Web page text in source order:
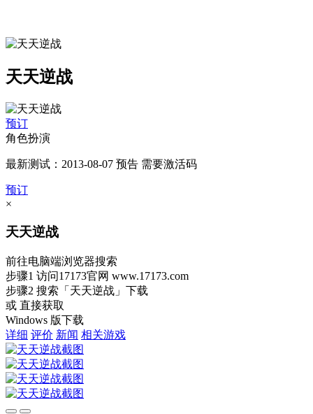
天天逆战
预订
角色扮演
最新测试：2013-08-07 预告 需要激活码
预订
×
天天逆战
前往电脑端浏览器搜索
步骤1 访问17173官网 www.17173.com
步骤2 搜索 「天天逆战」 下载
或 直接获取
Windows 版下载
详细 评价 新闻 相关游戏